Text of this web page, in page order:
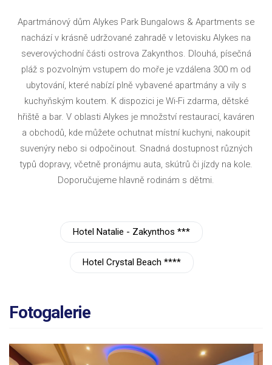
Apartmánový dům Alykes Park Bungalows & Apartments se
nachází v krásně udržované zahradě v letovisku Alykes na
severovýchodní části ostrova Zakynthos. Dlouhá, písečná
pláž s pozvolným vstupem do moře je vzdálena 300 m od
ubytování, které nabízí plně vybavené apartmány a vily s
kuchyňským koutem. K dispozici je Wi-Fi zdarma, dětské
hřiště a bar. V oblasti Alykes je množství restaurací, kaváren
a obchodů, kde můžete ochutnat místní kuchyni, nakoupit
suvenýry nebo si odpočinout. Snadná dostupnost různých
typů dopravy, včetně pronájmu auta, skútrů či jízdy na kole.
Doporučujeme hlavně rodinám s dětmi.
Hotel Natalie - Zakynthos ***
Hotel Crystal Beach ****
Fotogalerie